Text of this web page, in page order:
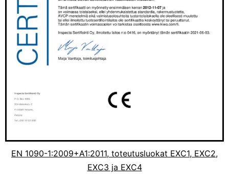
EN 1090-1:2009+A1:2011, toteutusluokat EXC1, EXC2,
EXC3 ja EXC4